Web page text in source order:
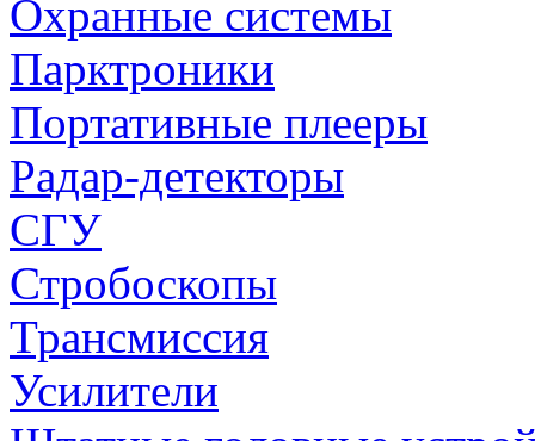
Охранные системы
Парктроники
Портативные плееры
Радар-детекторы
СГУ
Стробоскопы
Трансмиссия
Усилители